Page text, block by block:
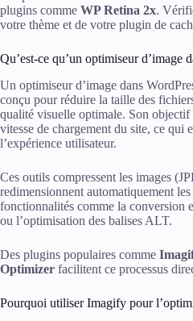
plugins comme WP Retina 2x.
votre thème et de votre plugin de
Qu’est-ce qu’un optimiseur d’image
Un optimiseur d’image dans
conçu pour réduire la taille des
qualité visuelle optimale. Son objectif
vitesse de chargement du site, ce qui
l’expérience utilisateur.
Ces outils compressent les images
redimensionnent automatiquement
fonctionnalités comme la conversion
ou l’optimisation des balises ALT.
Des plugins populaires comme
Optimizer facilitent ce processus
Pourquoi utiliser Imagify pour